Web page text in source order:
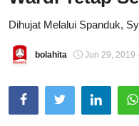
Total Sports
Contact
Pedoman Media Siber
Dihujat Melalui Spanduk,
bolahita Jun 29, 2019